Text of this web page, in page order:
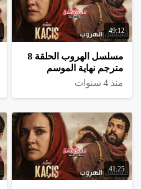
49:12
مسلسل الهروب الحلقة 8
مترجم نهاية الموسم
منذ 4 سنوات
41:25